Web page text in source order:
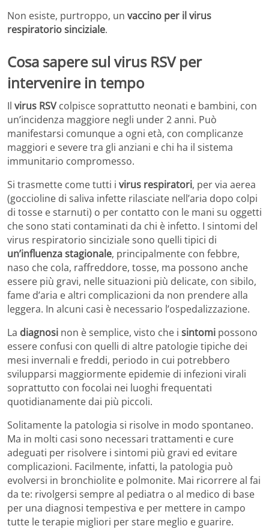
Non esiste, purtroppo, un vaccino per il virus
respiratorio sinciziale.
Cosa sapere sul virus RSV per
intervenire in tempo
Il virus RSVcolpisce soprattutto neonati e bambini, con
un’incidenza maggiore negli under 2 anni. Può
manifestarsi comunque a ogni età, con complicanze
maggiori e severe tra gli anziani e chi ha il sistema
immunitario compromesso.
Si trasmette come tutti i virus respiratori, per via aerea
(goccioline di saliva infette rilasciate nell’aria dopo colpi
di tosse e starnuti) o per contatto con le mani su oggetti
che sono stati contaminati da chi è infetto. I sintomi del
virus respiratorio sinciziale sono quelli tipici di
un’influenza stagionale, principalmente con febbre,
naso che cola, raffreddore, tosse, ma possono anche
essere più gravi, nelle situazioni più delicate, con sibilo,
fame d’aria e altri complicazioni da non prendere alla
leggera. In alcuni casi è necessario l’ospedalizzazione.
La diagnosi non è semplice, visto che i sintomi possono
essere confusi con quelli di altre patologie tipiche dei
mesi invernali e freddi, periodo in cui potrebbero
svilupparsi maggiormente epidemie di infezioni virali
soprattutto con focolai nei luoghi frequentati
quotidianamente dai più piccoli.
Solitamente la patologia si risolve in modo spontaneo.
Ma in molti casi sono necessari trattamenti e cure
adeguati per risolvere i sintomi più gravi ed evitare
complicazioni. Facilmente, infatti, la patologia può
evolversi in bronchiolite e polmonite. Mai ricorrere al fai
da te: rivolgersi sempre al pediatra o al medico di base
per una diagnosi tempestiva e per mettere in campo
tutte le terapie migliori per stare meglio e guarire.